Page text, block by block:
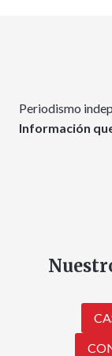
Periodismo
Información